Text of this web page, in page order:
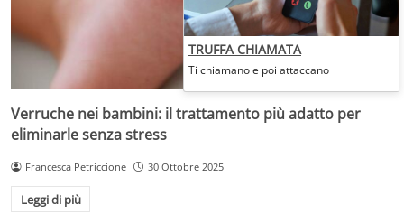
Verruche nei bambini: il trattamento più adatto per
eliminarle senza stress
Francesca Petriccione 30 Ottobre 2025
Leggi di più
TRUFFA CHIAMATA
Ti chiamano e poi attaccano